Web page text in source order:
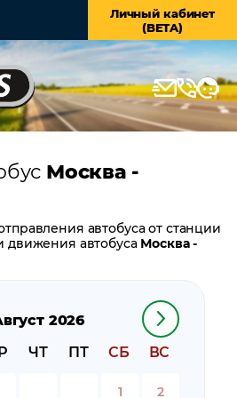
Личный кабинет
(BETA)
Москва -
2026
ЧТ ПТ СБ ВС
1 2
автобуса от станции
движения автобусаМосква -
Москва